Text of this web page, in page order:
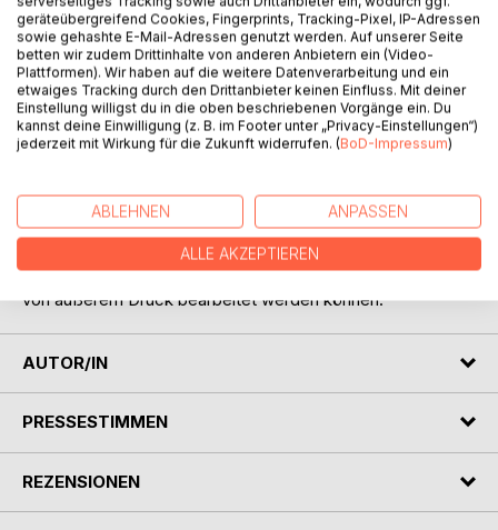
u. a., dass die Kinder auch teils wichtige sowie
tagesaktuelle Themen aus Lebensbereichen kennenlernen,
die noch nicht automatisch und durchgängig typisch für die
Altersklasse der 8-12-Jährigen sein dürften.
Sinn und Zweck dieses IQ-Trainingsbuchs ist, dass die
Kinder ungezwungen sowie mit Freude eigene intellektuelle
Es ist nicht das primäre ZIel, Kinder in einen
Wettkampfmodus zu führen. Vielmehr sollen typische
Aufgaben, wie sie in diversen IQ-Tests vorkommen, frei
von äußerem Druck bearbeitet werden können.
AUTOR/IN
PRESSESTIMMEN
REZENSIONEN
geräteübergreifend Cookies, Fingerprints, Tracking-Pixel, IP-Adressen
sowie gehashte E-Mail-Adressen genutzt werden. Auf unserer Seite
betten wir zudem Drittinhalte von anderen Anbietern ein (Video-
Plattformen). Wir haben auf die weitere Datenverarbeitung und ein
etwaiges Tracking durch den Drittanbieter keinen Einfluss. Mit deiner
Einstellung willigst du in die oben beschriebenen Vorgänge ein. Du
kannst deine Einwilligung (z. B. im Footer unter „Privacy-Einstellungen“)
jederzeit mit Wirkung für die Zukunft widerrufen. (BoD-Impressum)
ABLEHNEN ANPASSEN
ALLE AKZEPTIEREN